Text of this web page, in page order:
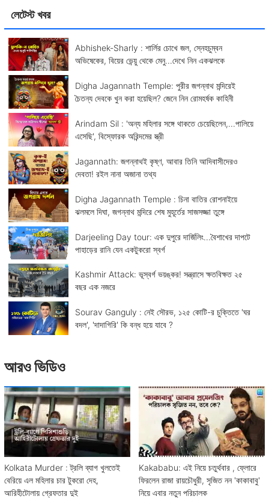
লেটেস্ট খবর
Abhishek-Sharly : শার্লির চোখে জল, স্নেহচুম্বন
অভিষেকের, বিয়ের ভেন্য়ু থেকে মেনু...দেখে নিন একঝলকে
Digha Jagannath Temple: পুরীর জগন্নাথ মন্দিরেই
চৈতন্য দেবকে খুন করা হয়েছিল? জেনে নিন রোমহর্ষক কাহিনী
Arindam Sil : 'অন্য মহিলার সঙ্গে থাকতে চেয়েছিলেন,...পালিয়ে
এসেছি', বিস্ফোরক অরিন্দমের স্ত্রী
Jagannath: জগন্নাথই কৃষ্ণ, আবার তিনি আদিবাসীদেরও
দেবতা! রইল নানা অজানা তথ্য
Digha Jagannath Temple : চিনা বাতির রোশনাইয়ে
ঝলমলে দিঘা, জগন্নাথ মন্দিরে শেষ মুহূর্তের সাজসজ্জা তুঙ্গে
Darjeeling Day tour: এক দুপুরে দার্জিলিং...বৈশাখের দাপটে
পাহাড়ের রানি যেন একটুকরো স্বর্গ
Kashmir Attack: ভূস্বর্গ ভয়ঙ্কর! সন্ত্রাসে ক্ষতবিক্ষত ২৫
বছর এক নজরে
Sourav Ganguly : নেই সৌরভ, ১২৫ কোটি-র চুক্তিতে 'ঘর
বদল', 'দাদাগিরি' কি বন্ধ হয়ে যাবে ?
আরও ভিডিও
Kolkata Murder : ট্রলি ব্যাগ খুলতেই
বেরিয়ে এল মহিলার চার টুকরো দেহ,
আরিহীটোলায় গ্রেফতার দুই
Kakababu: এই নিয়ে চতুর্থবার , ফ্লোরে
ফিরলেন রাজা রায়চৌধুরী, সৃজিত নন 'কাকাবাবু'
নিয়ে এবার নতুন পরিচালক